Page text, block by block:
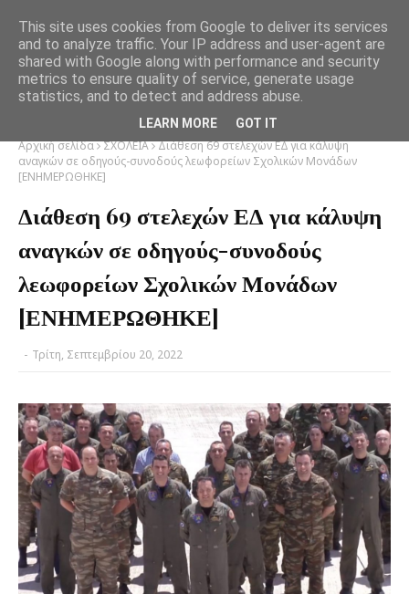
Αρχική σελίδα ΣΧΟΛΕΙΑ Διάθεση 69 στελεχών ΕΔ για κάλυψη
αναγκών σε οδηγούς-συνοδούς λεωφορείων Σχολικών Μονάδων
[ΕΝΗΜΕΡΩΘΗΚΕ]
Διάθεση 69 στελεχών ΕΔ για κάλυψη
αναγκών σε οδηγούς-συνοδούς
λεωφορείων Σχολικών Μονάδων
[ΕΝΗΜΕΡΩΘΗΚΕ]
- Τρίτη, Σεπτεμβρίου 20, 2022
This site uses cookies from Google to deliver its services
and to analyze traffic. Your IP address and user-agent are
shared with Google along with performance and security
metrics to ensure quality of service, generate usage
statistics, and to detect and address abuse.
LEARN MORE GOT IT